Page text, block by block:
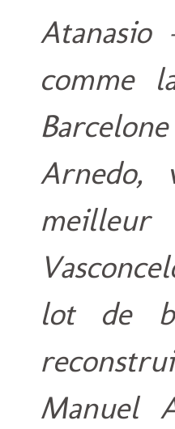
comme
lot de
Manuel